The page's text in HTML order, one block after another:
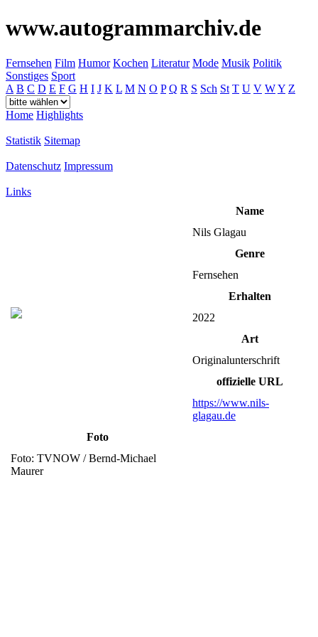
www.autogrammarchiv.de
Fernsehen Film Humor Kochen Literatur Mode Musik Politik
Sonstiges Sport
A B C D E F G H I J K L M N O P Q R S Sch St T U V WY Z
Home Highlights
Statistik Sitemap
Datenschutz Impressum
Links
Name
Nils Glagau
Genre
Fernsehen
Erhalten
2022
Art
Originalunterschrift
offizielle URL
https://www.nils-
glagau.de
Foto
Foto: TVNOW / Bernd-Michael
Maurer